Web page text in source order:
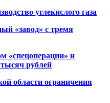
углекислого газа
«завод» с тремя
«спецоперации» и
рублей
области ограничения